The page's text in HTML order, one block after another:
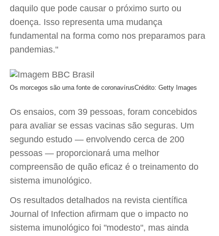
daquilo que pode causar o próximo surto ou
doença. Isso representa uma mudança
fundamental na forma como nos preparamos para
pandemias."
Os morcegos são uma fonte de coronavírusCrédito: Getty Images
Os ensaios, com 39 pessoas, foram concebidos
para avaliar se essas vacinas são seguras. Um
segundo estudo — envolvendo cerca de 200
pessoas — proporcionará uma melhor
compreensão de quão eficaz é o treinamento do
sistema imunológico.
Os resultados detalhados na revista científica
Journal of Infection afirmam que o impacto no
sistema imunológico foi "modesto", mas ainda